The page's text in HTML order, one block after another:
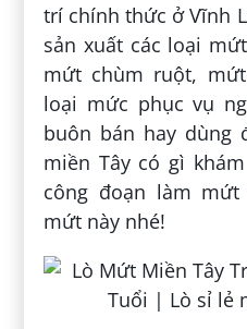
trí chính thức ở Vĩnh
sản xuất các loại
mứt chùm ruột,
loại mức phục vụ
buôn bán hay dùng
miền Tây có gì
công đoạn làm
mứt này nhé!